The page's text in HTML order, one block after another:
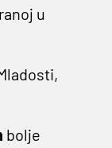
u
bolje